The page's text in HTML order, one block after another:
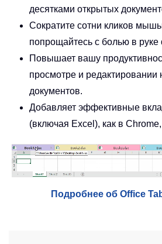
десятками открытых
Сократите сотни кликов
попрощайтесь с болью в
Повышает вашу
просмотре и редактировании
документов.
Добавляет эффективные
(включая Excel), как в
Подробнее об Office